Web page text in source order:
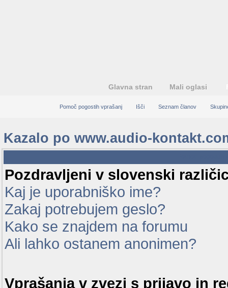
Glavna stran Mali oglasi
Pomoč pogostih vprašanj Išči Seznam članov
Kazalo po www.audio-
Pozdravljeni v slovenski
Kaj je uporabniško ime?
Zakaj potrebujem geslo?
Kako se znajdem na forumu
Ali lahko ostanem anonimen?
Vprašanja v zvezi s prijavo in